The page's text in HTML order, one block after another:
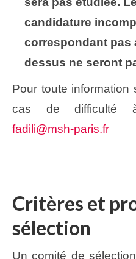
candidature
correspondant pas
dessus ne seront
Pour toute information
cas de difficulté à
fadili@msh-paris.fr
Critères et
sélection
Un comité de